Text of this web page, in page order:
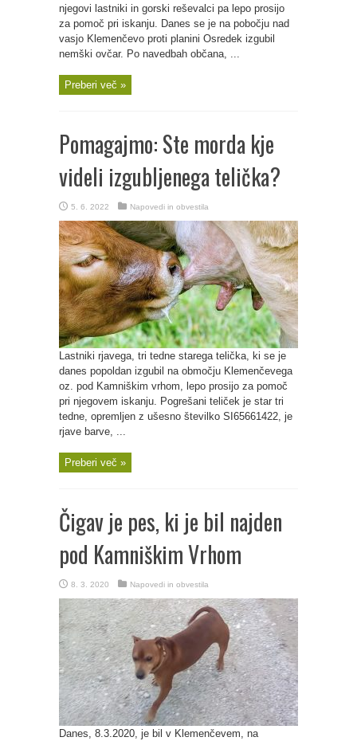
njegovi lastniki in gorski reševalci pa lepo prosijo
za pomoč pri iskanju. Danes se je na pobočju nad
vasjo Klemenčevo proti planini Osredek izgubil
nemški ovčar. Po navedbah občana, ...
Preberi več »
Pomagajmo: Ste morda kje
videli izgubljenega telička?
5. 6. 2022 Napovedi in obvestila
Lastniki rjavega, tri tedne starega telička, ki se je
danes popoldan izgubil na območju Klemenčevega
oz. pod Kamniškim vrhom, lepo prosijo za pomoč
pri njegovem iskanju. Pogrešani teliček je star tri
tedne, opremljen z ušesno številko SI65661422, je
rjave barve, ...
Preberi več »
Čigav je pes, ki je bil najden
pod Kamniškim Vrhom
8. 3. 2020 Napovedi in obvestila
Danes, 8.3.2020, je bil v Klemenčevem, na